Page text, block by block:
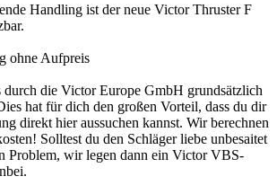
Handling ist der neue Victor Thruster F
ohne Aufpreis
die Victor Europe GmbH grundsätzlich
hat für dich den großen Vorteil, dass du dir
direkt hier aussuchen kannst. Wir berechnen
Solltest du den Schläger liebe unbesaitet
Problem, wir legen dann ein Victor VBS-